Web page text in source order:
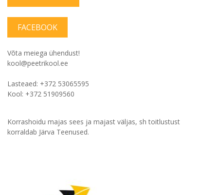
FACEBOOK
Võta meiega ühendust!
kool@peetrikool.ee
Lasteaed: +372 53065595
Kool: +372 51909560
Korrashoidu majas sees ja majast väljas, sh toitlustust
korraldab Järva Teenused.